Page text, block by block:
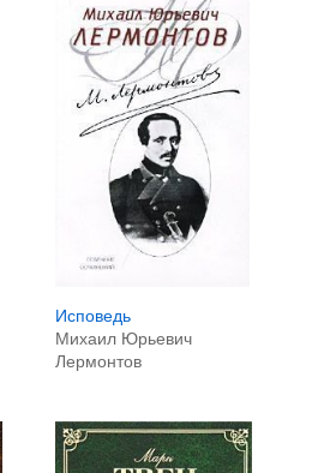
Исповедь
Михаил Юрьевич
Лермонтов